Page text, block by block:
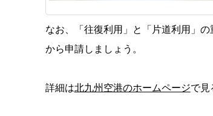
なお、「往復利用」と「片道利用」
から申請しましょう。
詳細は北九州空港のホームページで見